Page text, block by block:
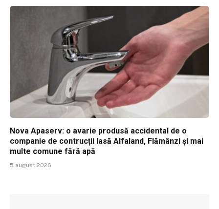
Nova Apaserv: o avarie produsă accidental de o
companie de contrucții lasă Alfaland, Flămânzi și mai
multe comune fără apă
5 august 2026